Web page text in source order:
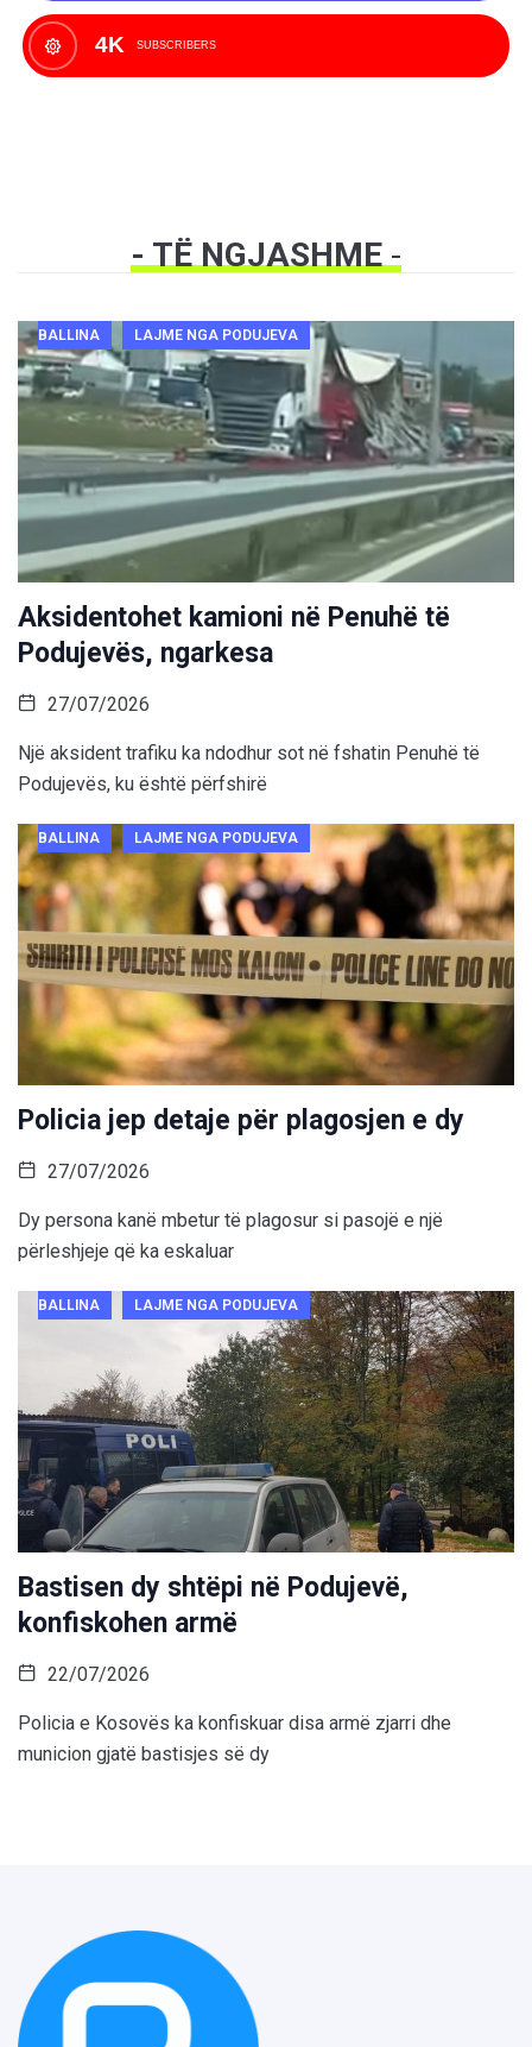
4K SUBSCRIBERS
- TË NGJASHME -
BALLINA LAJME NGA PODUJEVA
Aksidentohet kamioni në Penuhë të
Podujevës, ngarkesa
27/07/2026
Një aksident trafiku ka ndodhur sot në fshatin Penuhë të
Podujevës, ku është përfshirë
BALLINA LAJME NGA PODUJEVA
Policia jep detaje për plagosjen e dy
27/07/2026
Dy persona kanë mbetur të plagosur si pasojë e një
përleshjeje që ka eskaluar
BALLINA LAJME NGA PODUJEVA
Bastisen dy shtëpi në Podujevë,
konfiskohen armë
22/07/2026
Policia e Kosovës ka konfiskuar disa armë zjarri dhe
municion gjatë bastisjes së dy